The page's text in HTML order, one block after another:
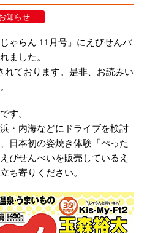
知らせ
ゃらん 11月号」にえびせんパ
ました。
れております。是非、お読みい
す。
・内海などにドライブを検討
日本初の姿焼き体験「ぺった
びせんべいを販売しているえ
ち寄りください。